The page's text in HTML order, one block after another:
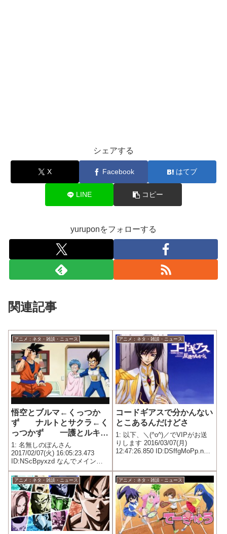
シェアする
X Facebook はてブ
LINE コピー
yuruponをフォローする
関連記事
アニメ：ネタ・雑談・ニュース
悟空とブルマ←くっつか
ず ナルトとサクラ←く
っつかず 一護とルキア
←くっつかず
1: 名無しのぽんさん
2017/02/07(火) 16:05:23.473
ID:NScBpyxzd なんでメインヒ
ロインとくっつけないの?
アニメ：ネタ・雑談・ニュース
コードギアスで分かんない
とこあるんだけどさ
1: 以下、＼(^o^)／でVIPがお送
りします 2016/03/07(月)
12:47:26.850 ID:DSffgMoPp.net
は知ってんの？
アニメ：ネタ・雑談・ニュース アニメ：ネタ・雑談・ニュース